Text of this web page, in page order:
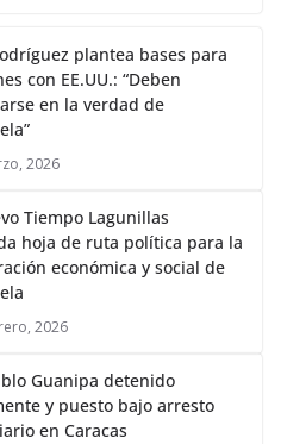
plantea bases para
con EE.UU.: “Deben
en la verdad de
2026
Tiempo Lagunillas
hoja de ruta política para la
económica y social de
2026
Guanipa detenido
y puesto bajo arresto
en Caracas